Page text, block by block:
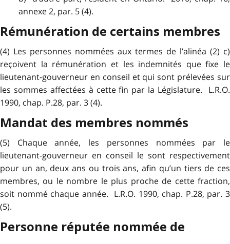
annexe 2, par. 5 (4).
Rémunération de certains membres
(4) Les personnes nommées aux termes de l’alinéa (2) c)
reçoivent la rémunération et les indemnités que fixe le
lieutenant-gouverneur en conseil et qui sont prélevées sur
les sommes affectées à cette fin par la Législature. L.R.O.
1990, chap. P.28, par. 3 (4).
Mandat des membres nommés
(5) Chaque année, les personnes nommées par le
lieutenant-gouverneur en conseil le sont respectivement
pour un an, deux ans ou trois ans, afin qu’un tiers de ces
membres, ou le nombre le plus proche de cette fraction,
soit nommé chaque année. L.R.O. 1990, chap. P.28, par. 3
(5).
Personne réputée nommée de